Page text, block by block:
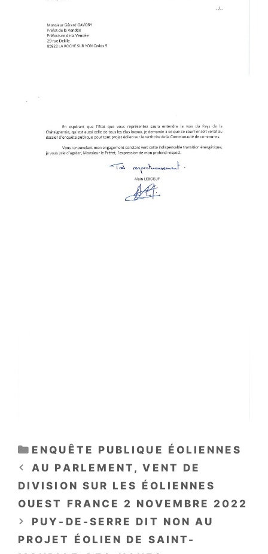
CATÉGORIES
ENQUÊTE PUBLIQUE ÉOLIENNES
AU PARLEMENT, VENT DE
DIVISION SUR LES ÉOLIENNES
OUEST FRANCE 2 NOVEMBRE 2022
PUY-DE-SERRE DIT NON AU
PROJET ÉOLIEN DE SAINT-